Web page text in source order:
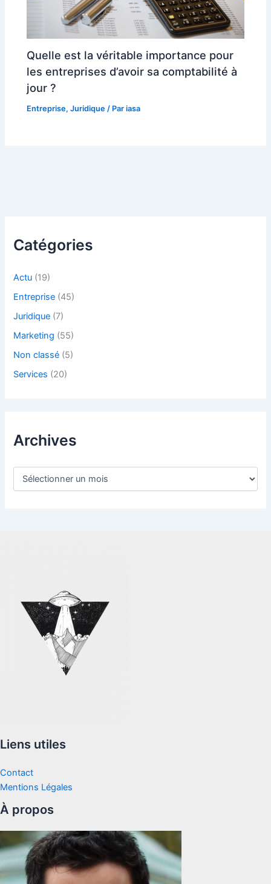
Quelle est la véritable importance pour
les entreprises d’avoir sa comptabilité à
jour ?
Entreprise,Juridique / Pariasa
Catégories
Actu (19)
Entreprise (45)
Juridique (7)
Marketing (55)
Non classé (5)
Services (20)
Archives
A
Liens utiles
Contact
Mentions Légales
À propos